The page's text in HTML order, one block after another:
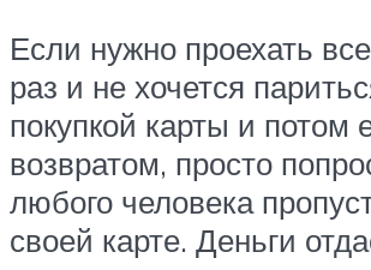
Если нужно проехать
раз и не хочется
покупкой карты и потом
возвратом, просто
любого человека
своей карте. Деньги